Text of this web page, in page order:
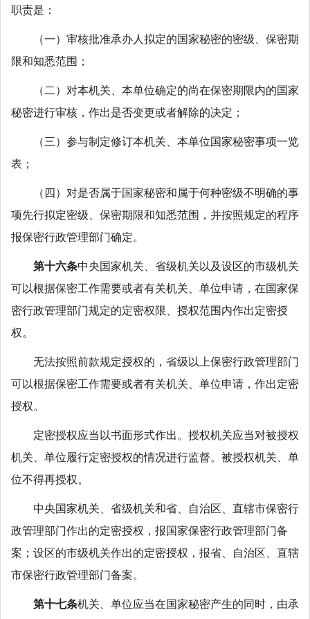
职责是：
（一）审核批准承办人拟定的国家秘密的密级、保密期
限和知悉范围；
（二）对本机关、本单位确定的尚在保密期限内的国家
秘密进行审核，作出是否变更或者解除的决定；
（三）参与制定修订本机关、本单位国家秘密事项一览
表；
（四）对是否属于国家秘密和属于何种密级不明确的事
项先行拟定密级、保密期限和知悉范围，并按照规定的程序
报保密行政管理部门确定。
第十六条中央国家机关、省级机关以及设区的市级机关
可以根据保密工作需要或者有关机关、单位申请，在国家保
密行政管理部门规定的定密权限、授权范围内作出定密授
权。
无法按照前款规定授权的，省级以上保密行政管理部门
可以根据保密工作需要或者有关机关、单位申请，作出定密
授权。
定密授权应当以书面形式作出。授权机关应当对被授权
机关、单位履行定密授权的情况进行监督。被授权机关、单
位不得再授权。
中央国家机关、省级机关和省、自治区、直辖市保密行
政管理部门作出的定密授权，报国家保密行政管理部门备
案；设区的市级机关作出的定密授权，报省、自治区、直辖
市保密行政管理部门备案。
第十七条机关、单位应当在国家秘密产生的同时，由承